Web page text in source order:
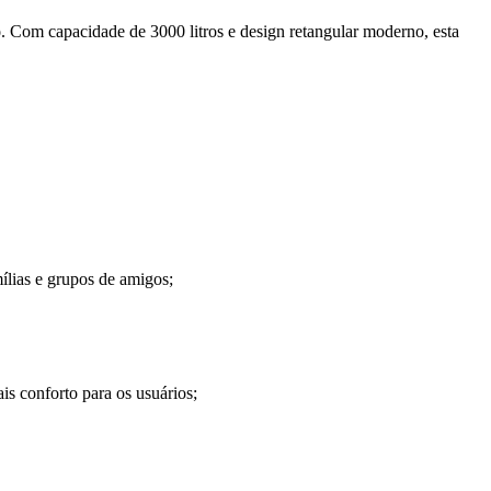
capacidade de 3000 litros e design retangular moderno, esta
e grupos de amigos;
conforto para os usuários;